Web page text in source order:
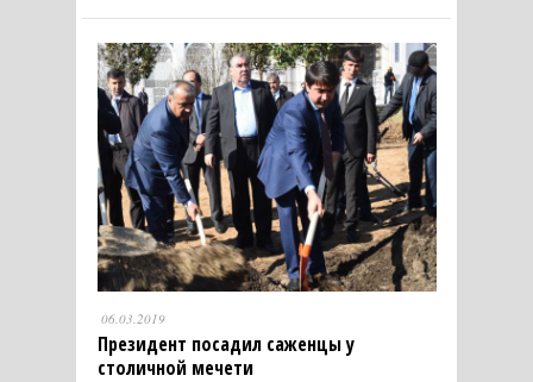
06.03.2019
Президент посадил саженцы у
столичной мечети